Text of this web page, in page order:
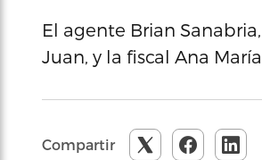
El agente Brian
Juan, y la fiscal Ana
Compartir